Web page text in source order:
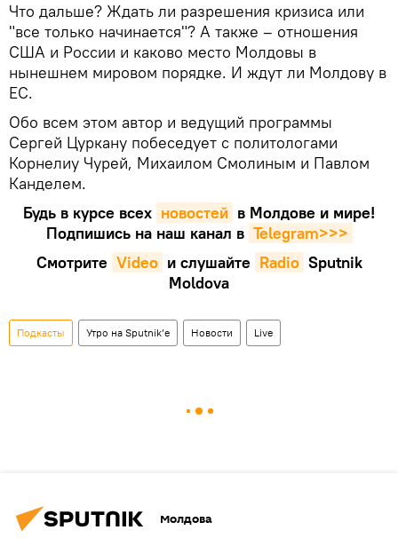
Что дальше? Ждать ли разрешения кризиса или
"все только начинается"? А также – отношения
США и России и каково место Молдовы в
нынешнем мировом порядке. И ждут ли Молдову в
ЕС.
Обо всем этом автор и ведущий программы
Сергей Цуркану побеседует с политологами
Корнелиу Чурей, Михаилом Смолиным и Павлом
Канделем.
Будь в курсе всех новостей в Молдове и мире!
Подпишись на наш канал в Telegram>>>
Смотрите Video и слушайте Radio Sputnik
Moldova
Подкасты Утро на Sputnik’e Новости Live
Молдова